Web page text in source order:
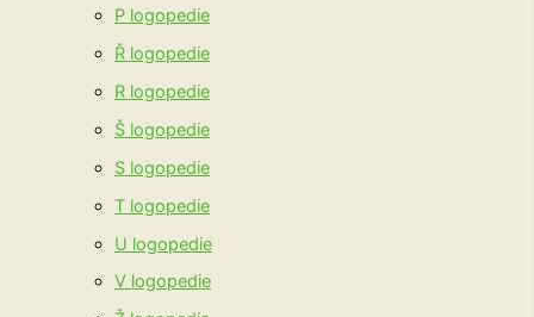
P logopedie
Ř logopedie
R logopedie
Š logopedie
S logopedie
T logopedie
U logopedie
V logopedie